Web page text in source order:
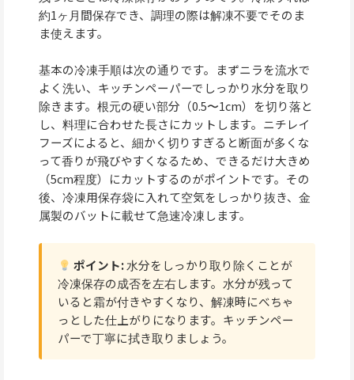
約1ヶ月間保存でき、調理の際は解凍不要でそのま
ま使えます。
基本の冷凍手順は次の通りです。まずニラを流水で
よく洗い、キッチンペーパーでしっかり水分を取り
除きます。根元の硬い部分（0.5〜1cm）を切り落と
し、料理に合わせた長さにカットします。ニチレイ
フーズによると、細かく切りすぎると断面が多くな
って香りが飛びやすくなるため、できるだけ大きめ
（5cm程度）にカットするのがポイントです。その
後、冷凍用保存袋に入れて空気をしっかり抜き、金
属製のバットに載せて急速冷凍します。
ポイント:水分をしっかり取り除くことが
冷凍保存の成否を左右します。水分が残って
いると霜が付きやすくなり、解凍時にべちゃ
っとした仕上がりになります。キッチンペー
パーで丁寧に拭き取りましょう。